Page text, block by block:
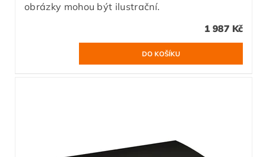
obrázky mohou být ilustrační.
1 987 Kč